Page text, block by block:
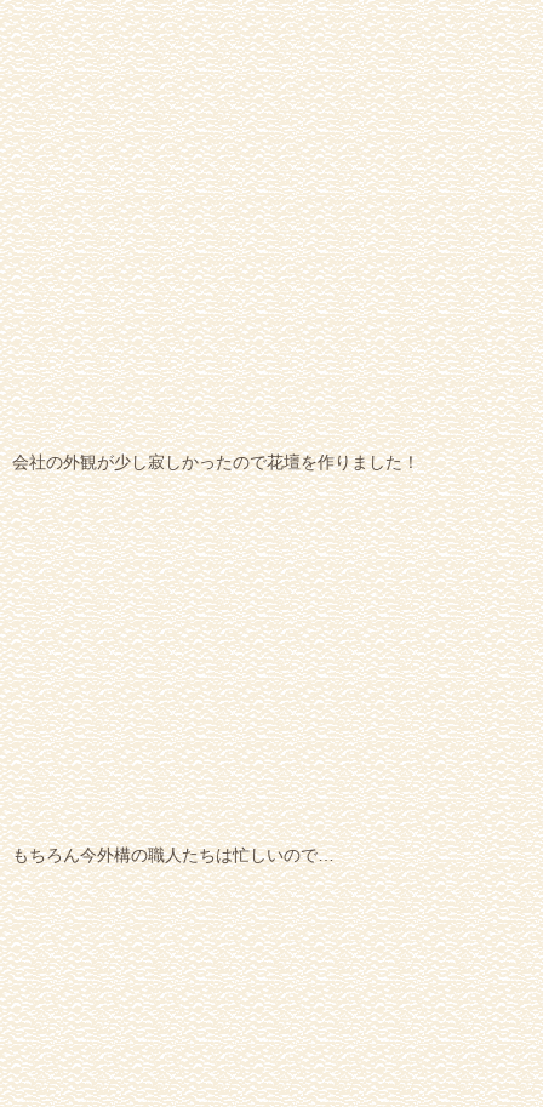
会社の外観が少し寂しかったので花壇を作りました！
もちろん今外構の職人たちは忙しいので…